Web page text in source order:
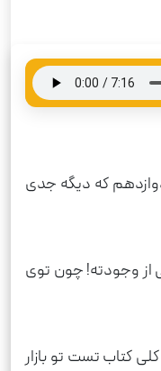
که دیگه جدی
از وجودته! چون توی
کتاب تست تو بازار